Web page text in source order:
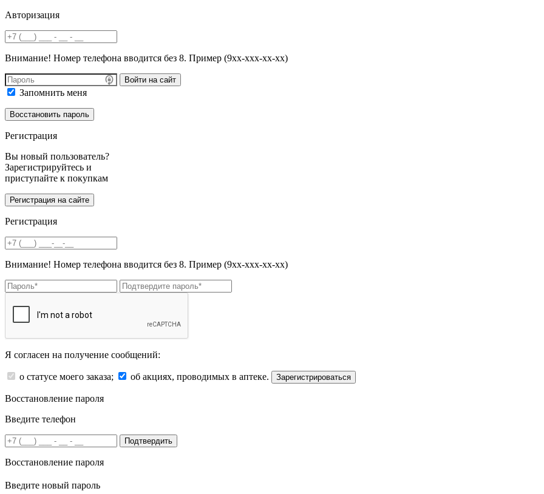
Авторизация
Внимание! Номер телефона вводится без 8. Пример (9хх-ххх-хх-хх)
Войти на сайт
Запомнить меня
Регистрация
Вы новый пользователь?
Зарегистрируйтесь и
приступайте к покупкам
Регистрация
Внимание! Номер телефона вводится без 8. Пример (9хх-ххх-хх-хх)
Я согласен на получение сообщений:
о статусе моего заказа; об акциях, проводимых в аптеке. Зарегистрироваться
Восстановление пароля
Введите телефон
Подтвердить
Восстановление пароля
Введите новый пароль